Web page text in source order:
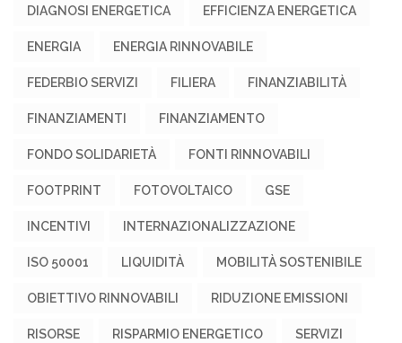
DIAGNOSI ENERGETICA EFFICIENZA ENERGETICA
ENERGIA ENERGIA RINNOVABILE
FEDERBIO SERVIZI FILIERA FINANZIABILITÀ
FINANZIAMENTI FINANZIAMENTO
FONDO SOLIDARIETÀ FONTI RINNOVABILI
FOOTPRINT FOTOVOLTAICO GSE
INCENTIVI INTERNAZIONALIZZAZIONE
ISO 50001 LIQUIDITÀ MOBILITÀ SOSTENIBILE
OBIETTIVO RINNOVABILI RIDUZIONE EMISSIONI
RISORSE RISPARMIO ENERGETICO SERVIZI